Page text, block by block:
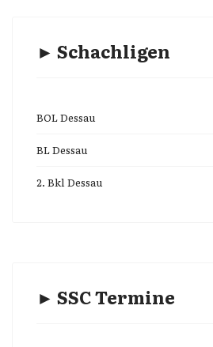
► Schachligen
BOL Dessau
BL Dessau
2. Bkl Dessau
► SSC Termine